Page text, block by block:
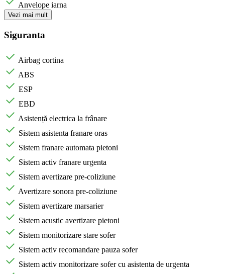
Anvelope iarna
Vezi mai mult
Siguranta
Airbag cortina
ABS
ESP
EBD
Asistență electrica la frânare
Sistem asistenta franare oras
Sistem franare automata pietoni
Sistem activ franare urgenta
Sistem avertizare pre-coliziune
Avertizare sonora pre-coliziune
Sistem avertizare marsarier
Sistem acustic avertizare pietoni
Sistem monitorizare stare sofer
Sistem activ recomandare pauza sofer
Sistem activ monitorizare sofer cu asistenta de urgenta